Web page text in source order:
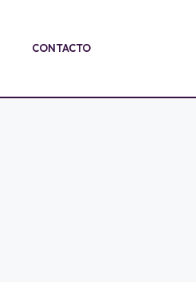
CONTACTO